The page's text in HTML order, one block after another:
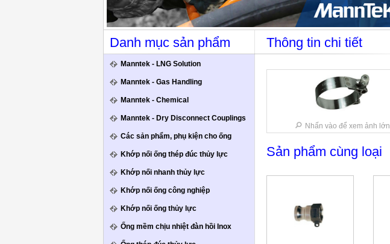
Danh mục sản phẩm
Manntek - LNG Solution
Manntek - Gas Handling
Manntek - Chemical
Manntek - Dry Disconnect Couplings
Các sản phẩm, phụ kiện cho ống
Khớp nối ống thép đúc thủy lực
Khớp nối nhanh thủy lực
Khớp nối ống công nghiệp
Khớp nối ống thủy lực
Ống mềm chịu nhiệt đàn hồi Inox
Thông tin chi tiết
Nhấn vào để xem ảnh lớn
Sản phẩm cùng loại